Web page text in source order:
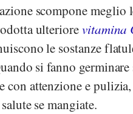
scompone meglio
ulteriorevitamina
le sostanze
si fanno
con attenzione e
se mangiate.